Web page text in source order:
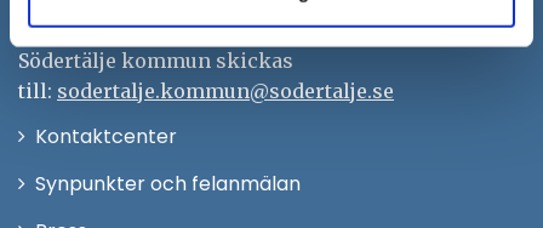
Remisser, beslut och meddelande/info till
Södertälje kommun skickas
till: sodertalje.kommun@sodertalje.se
KontaktcenterÖppna
Synpunkter och felanmälan